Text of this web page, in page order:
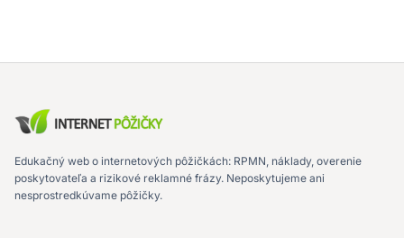
Edukačný web o internetových pôžičkách: RPMN, náklady, overenie
poskytovateľa a rizikové reklamné frázy. Neposkytujeme ani
nesprostredkúvame pôžičky.